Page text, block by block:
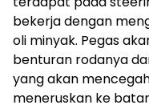
bekerja dengan
oli minyak. Pegas
benturan rodanya
yang akan
meneruskan ke